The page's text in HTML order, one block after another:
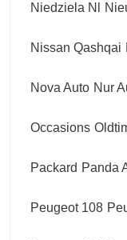
Niedziela Nl
Nissan Qashqai
Nova Auto Nur
Occasions
Packard Panda
Peugeot 108